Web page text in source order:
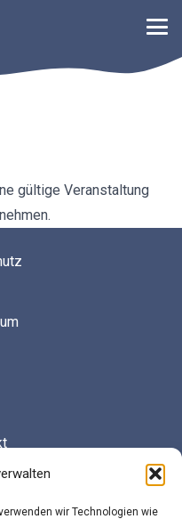
wir Technologien wie
gültige Veranstaltung
(EU)